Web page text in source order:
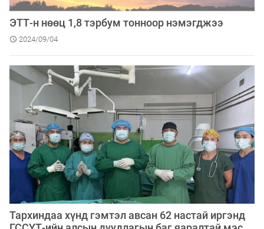
ЭТТ-н нөөц 1,8 тэрбум тонноор нэмэгджээ
2024/09/04
Тархиндаа хүнд гэмтэл авсан 62 настай иргэнд